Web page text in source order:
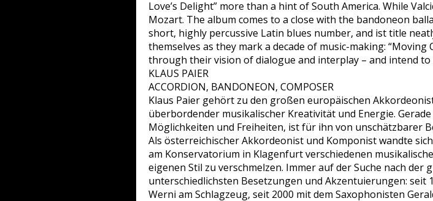
Love’s Delight” more than a hint of South America. While
Mozart. The album comes to a close with the bandoneon
short, highly percussive Latin blues number, and ist title
themselves as they mark a decade of music-making:
through their vision of dialogue and interplay – and intend to
KLAUS PAIER
ACCORDION, BANDONEON, COMPOSER
Klaus Paier gehört zu den großen europäischen
überbordender musikalischer Kreativität und Energie.
Möglichkeiten und Freiheiten, ist für ihn von unschätzbarer
Als österreichischer Akkordeonist und Komponist wandte
am Konservatorium in Klagenfurt verschiedenen
eigenen Stil zu verschmelzen. Immer auf der Suche nach
unterschiedlichsten Besetzungen und Akzentuierungen: seit
Werni am Schlagzeug, seit 2000 mit dem Saxophonisten